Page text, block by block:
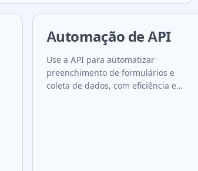
Automação de API
Use a API para automatizar
preenchimento de formulários e
coleta de dados, com eficiência e